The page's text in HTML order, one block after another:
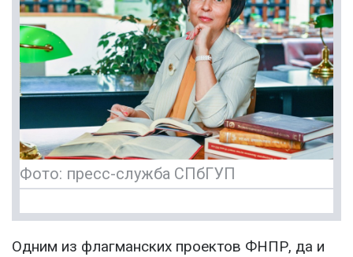
Фото: пресс-служба СПбГУП
Одним из флагманских проектов ФНПР, да и